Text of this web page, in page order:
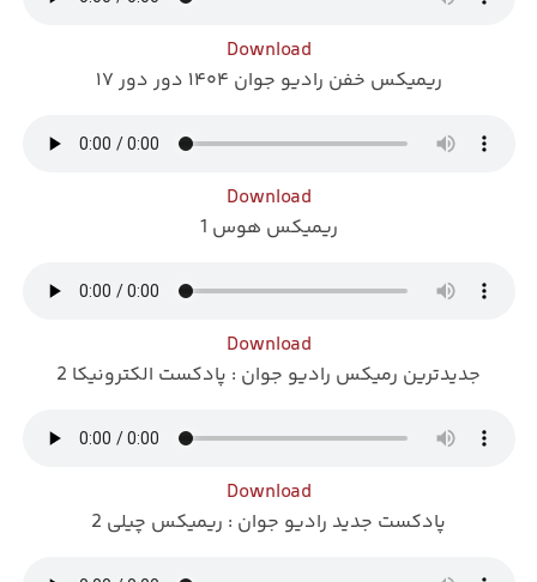
Download
ریمیکس خفن رادیو جوان ۱۴۰۴ دور دور ۱۷
Download
ریمیکس هوس 1
Download
جدیدترین رمیکس رادیو جوان : پادکست الکترونیکا 2
Download
پادکست جدید رادیو جوان : ریمیکس چیلی 2